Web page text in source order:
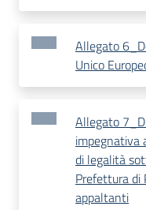
Allegato
Unico
Allegato
impegnativa
di legalità
Prefettura di
appaltanti